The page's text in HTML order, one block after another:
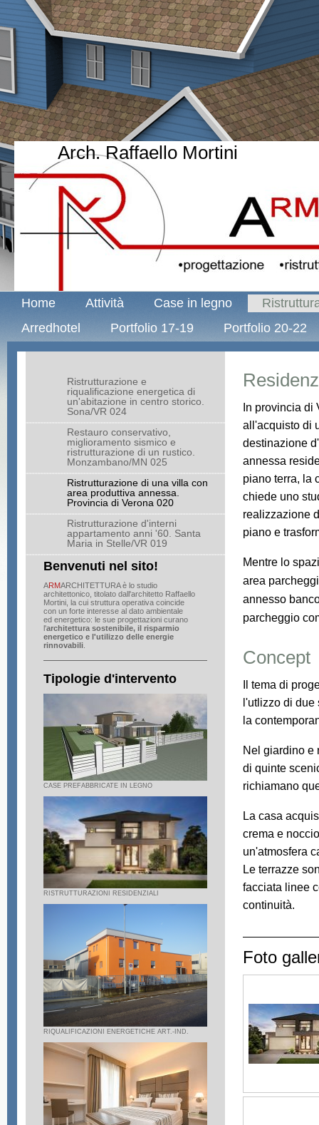
Arch. Raffaello Mortini
Home Attività Case in legno
Arredhotel
Portfolio 17-19 Portfolio 20-22
In provincia di
all'acquisto di
destinazione
annessa
piano terra, la
chiede uno
realizzazione
piano e
Mentre lo
area
annesso
parcheggio
Concept
Il tema di
l'utlizzo di due
la
Nel giardino e
di quinte
richiamano
La casa
crema e
un'atmosfera
Le terrazze
facciata linee
continuità.
Foto
Ristrutturazione e
riqualificazione energetica di
un'abitazione in centro storico.
Sona/VR 024
Restauro conservativo,
miglioramento sismico e
ristrutturazione di un rustico.
Monzambano/MN 025
Ristrutturazione di una villa con
area produttiva annessa.
Provincia di Verona 020
Ristrutturazione d'interni
appartamento anni '60. Santa
Maria in Stelle/VR 019
Benvenuti nel sito!
ARMARCHITETTURA è lo studio
architettonico, titolato dall'architetto Raffaello
Mortini, la cui struttura operativa coincide
con un forte interesse al dato ambientale
ed energetico: le sue progettazioni curano
l'architettura sostenibile, il risparmio
energetico e l'utilizzo delle energie
rinnovabili
Tipologie d'intervento
CASE PREFABBRICATE IN LEGNO
RISTRUTTURAZIONI RESIDENZIALI
RIQUALIFICAZIONI ENERGETICHE ART.-IND.